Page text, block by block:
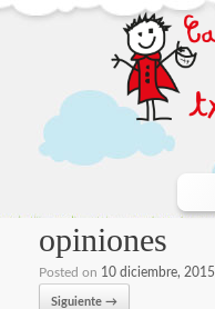
opiniones
Posted on 10 diciembre, 2015
Siguiente →